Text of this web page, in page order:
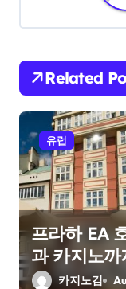
v
i
g
a
t
i
o
n
Related
유럽
프라하 EA
과 카지노
카지노김